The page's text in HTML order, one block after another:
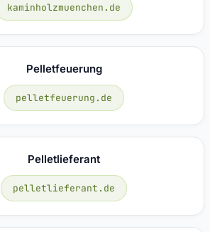
kaminholzmuenchen.de
Pelletfeuerung
pelletfeuerung.de
Pelletlieferant
pelletlieferant.de